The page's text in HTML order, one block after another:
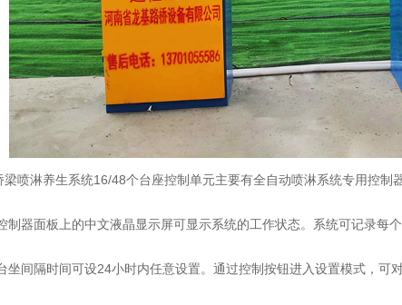
梁喷淋养生系统16/48个台座控制单元主要有全自动喷淋系统专用控制
制器面板上的中文液晶显示屏可显示系统的工作状态。系统可记录每
坐间隔时间可设24小时内任意设置。通过控制按钮进入设置模式，可